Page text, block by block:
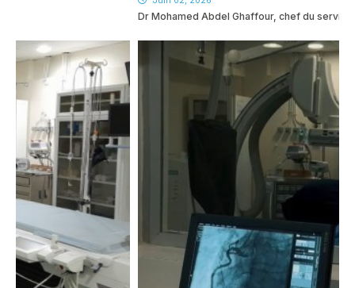
Dr Mohamed Abdel Ghaffour, chef du service…